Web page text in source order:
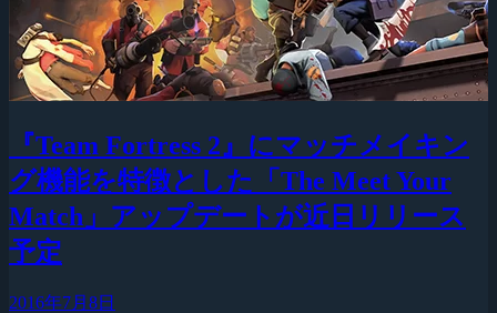
『Team Fortress 2』にマッチメイキン
グ機能を特徴とした「The Meet Your
Match」アップデートが近日リリース
予定
2016年7月8日